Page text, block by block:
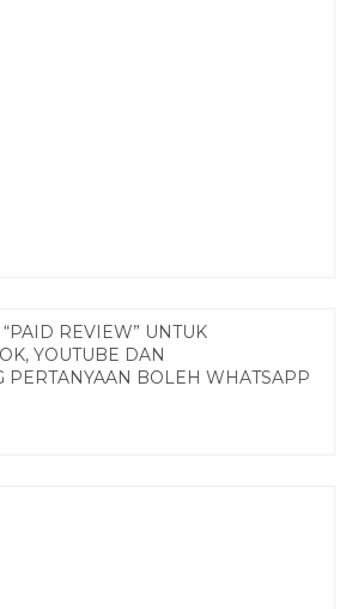
REVIEW” UNTUK
YOUTUBE DAN
PERTANYAAN BOLEH WHATSAPP